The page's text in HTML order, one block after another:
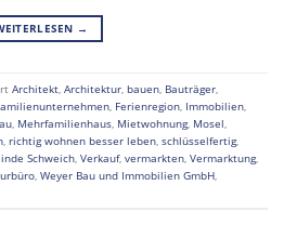
→
Architekt Architektur bauen Bauträger
Ferienregion Immobilien
Mehrfamilienhaus Mietwohnung, Mosel
richtig wohnen besser leben schlüsselfertig,
Schweich Verkauf, vermarkten Vermarktung,
Weyer Bau und Immobilien GmbH